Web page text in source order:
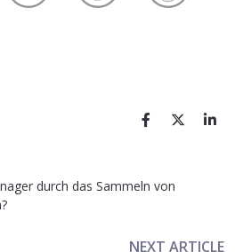
durch das Sammeln von
NEXT ARTICLE